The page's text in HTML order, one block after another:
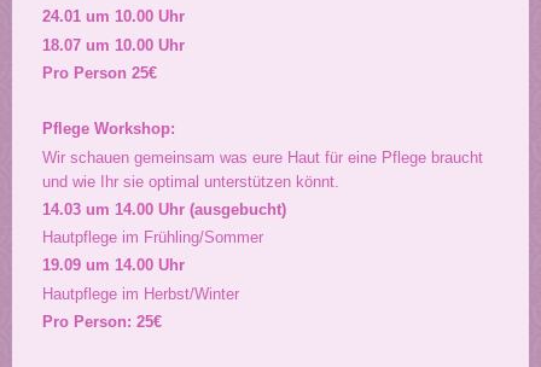
24.01 um 10.00 Uhr
18.07 um 10.00 Uhr
Pro Person 25€
Pflege Workshop:
Wir schauen gemeinsam was eure Haut für eine Pflege braucht
und wie Ihr sie optimal unterstützen könnt.
14.03 um 14.00 Uhr (ausgebucht)
Hautpflege im Frühling/Sommer
19.09 um 14.00 Uhr
Hautpflege im Herbst/Winter
Pro Person: 25€